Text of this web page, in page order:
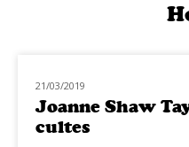
NOUVEAUTÉS
21/03/2019
Joanne Shaw
cultes